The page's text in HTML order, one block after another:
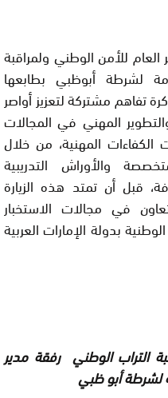
العام للأمن الوطني ولمراقبة
لشرطة أبوظبي بطابعها
تفاهم مشتركة لتعزيز أواصر
المهني في المجالات
الكفاءات المهنية، من خلال
والأوراش التدريبية
قبل أن تمتد هذه الزيارة
في مجالات الاستخبار
بدولة الإمارات العربية
التراب الوطني رفقة مدير
لشرطة أبو ظبي